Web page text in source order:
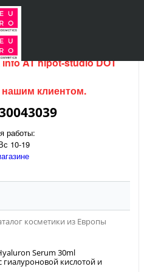
сайт) продается, для
info AT hipot-studio DOT
клиентом.
работы:
10-19
косметики из Европы
Serum 30ml
кислотой и